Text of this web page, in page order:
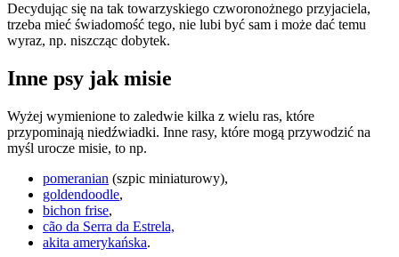
Decydując się na tak towarzyskiego czworonożnego przyjaciela,
trzeba mieć świadomość tego, nie lubi być sam i może dać temu
wyraz, np. niszcząc dobytek.
Inne psy jak misie
Wyżej wymienione to zaledwie kilka z wielu ras, które
przypominają niedźwiadki. Inne rasy, które mogą przywodzić na
myśl urocze misie, to np.
pomeranian (szpic miniaturowy),
goldendoodle,
bichon frise,
cão da Serra da Estrela,
akita amerykańska.